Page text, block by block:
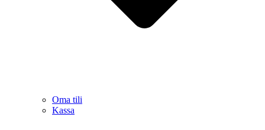
Oma tili
Kassa